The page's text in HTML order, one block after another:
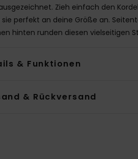
Zieh einfach den
sie perfekt an deine Größe an.
hinten runden diesen vielseitigen
& Funktionen
& Rückversand